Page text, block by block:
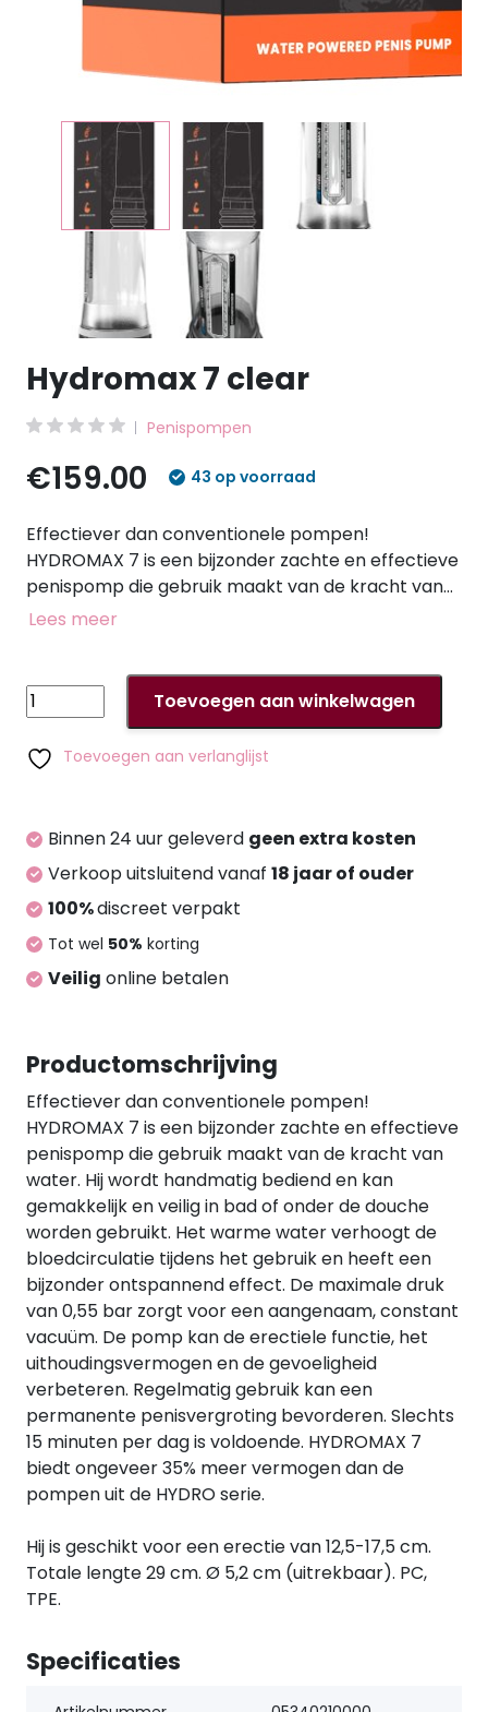
Hydromax 7 clear
Penispompen
€159.00 43 op voorraad
Effectiever dan conventionele pompen!
HYDROMAX 7 is een bijzonder zachte en effectieve
penispomp die gebruik maakt van de kracht van
water. Hij wordt handmatig bediend en kan
bloedcirculatie tijdens het gebruik en heeft een
bijzonder ontspannend effect. De maximale druk
van 0,55 bar zorgt voor een aangenaam, constant
vacuüm. De pomp kan de erectiele functie, het
permanente penisvergroting bevorderen. Slechts
15 minuten per dag is voldoende. HYDROMAX 7
biedt ongeveer 35% meer vermogen dan de
pompen uit de HYDRO serie. Hij is geschikt voor een
erectie van 12,5-17,5 cm. Totale lengte 29 cm. Ø 5,2
cm (uitrekbaar). PC, TPE.
Lees meer
Hydromax
7
clear
aantal
Toevoegen aan winkelwagen
Toevoegen aan verlanglijst
Binnen 24 uur geleverd geen extra kosten
Verkoop uitsluitend vanaf 18 jaar of ouder
100%discreet verpakt
Tot wel 50% korting
Veilig online betalen
Productomschrijving
Effectiever dan conventionele pompen!
HYDROMAX 7 is een bijzonder zachte en effectieve
penispomp die gebruik maakt van de kracht van
water. Hij wordt handmatig bediend en kan
gemakkelijk en veilig in bad of onder de douche
worden gebruikt. Het warme water verhoogt de
bloedcirculatie tijdens het gebruik en heeft een
bijzonder ontspannend effect. De maximale druk
van 0,55 bar zorgt voor een aangenaam, constant
vacuüm. De pomp kan de erectiele functie, het
uithoudingsvermogen en de gevoeligheid
verbeteren. Regelmatig gebruik kan een
permanente penisvergroting bevorderen. Slechts
15 minuten per dag is voldoende. HYDROMAX 7
biedt ongeveer 35% meer vermogen dan de
pompen uit de HYDRO serie.
Hij is geschikt voor een erectie van 12,5-17,5 cm.
Totale lengte 29 cm. Ø 5,2 cm (uitrekbaar). PC,
TPE.
Specificaties